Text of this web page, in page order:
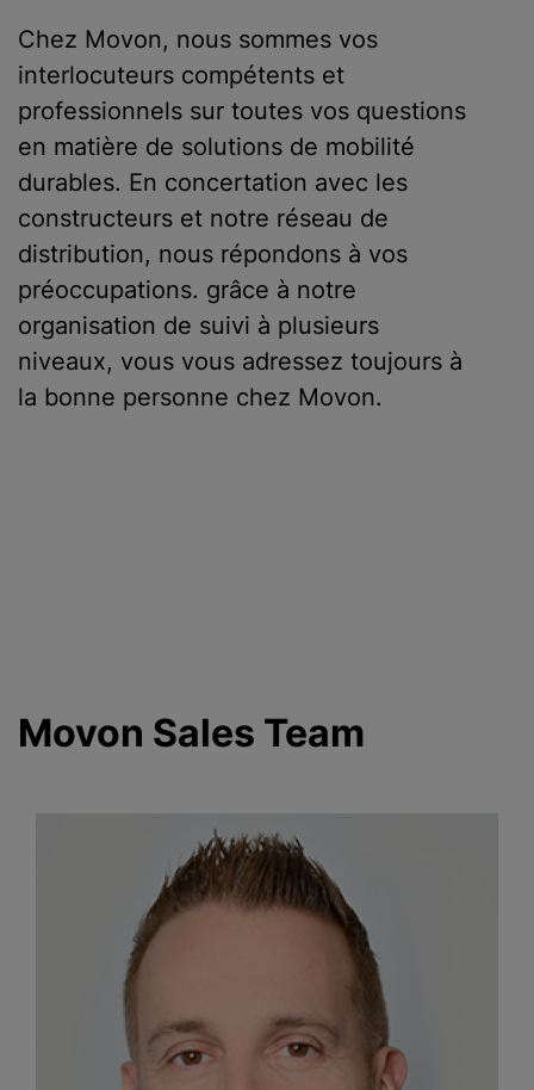
Chez Movon, nous sommes vos
interlocuteurs compétents et
professionnels sur toutes vos questions
en matière de solutions de mobilité
durables. En concertation avec les
constructeurs et notre réseau de
distribution, nous répondons à vos
préoccupations. grâce à notre
organisation de suivi à plusieurs
niveaux, vous vous adressez toujours à
la bonne personne chez Movon.
Movon Sales Team